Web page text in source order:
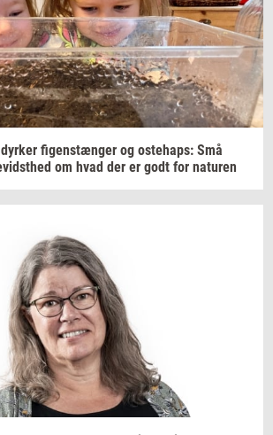
dyr­ker fi­genstæn­ger og oste­haps: Små
om hvad der er godt for na­tu­ren